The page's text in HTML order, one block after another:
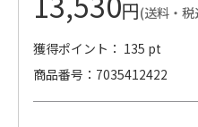
円(送料・税
獲得ポイント： 135 pt
商品番号
7035412422